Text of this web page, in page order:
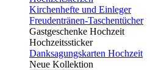
Kirchenhefte und Einleger
Freudentränen-Taschentücher
Gastgeschenke Hochzeit
Hochzeitssticker
Danksagungskarten Hochzeit
Neue Kollektion